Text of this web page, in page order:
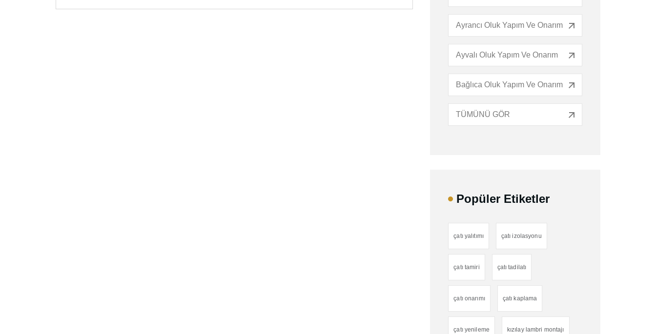
Ayrancı Oluk Yapım Ve Onarım
Ayvalı Oluk Yapım Ve Onarım
Bağlıca Oluk Yapım Ve Onarım
TÜMÜNÜ GÖR
Popüler Etiketler
çatı yalıtımı çatı izolasyonu
çatı tamiri çatı tadilatı
çatı onarımı çatı kaplama
çatı yenileme kızılay lambri montajı